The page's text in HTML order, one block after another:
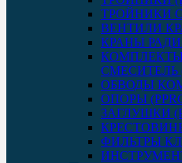
ТРОЙНИКИ С
ВЕНТИЛИ
КРАНЫ
СМЕСИТЕЛЬ
ОБВОДЫ
ОПОРЫ
ЗАГЛУШКИ
ФИЛЬТРЫ